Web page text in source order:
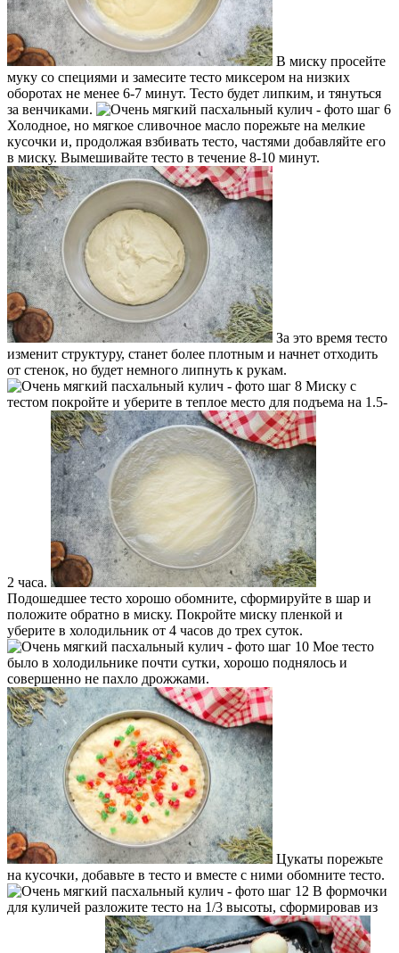
В миску просейте
муку со специями и замесите тесто миксером на низких
оборотах не менее 6-7 минут. Тесто будет липким, и тянуться
за венчиками.
Холодное, но мягкое сливочное масло порежьте на мелкие
кусочки и, продолжая взбивать тесто, частями добавляйте его
в миску. Вымешивайте тесто в течение 8-10 минут.
За это время тесто
изменит структуру, станет более плотным и начнет отходить
от стенок, но будет немного липнуть к рукам.
Миску с
тестом покройте и уберите в теплое место для подъема на 1.5-
2 часа.
Подошедшее тесто хорошо обомните, сформируйте в шар и
положите обратно в миску. Покройте миску пленкой и
уберите в холодильник от 4 часов до трех суток.
Мое тесто
было в холодильнике почти сутки, хорошо поднялось и
совершенно не пахло дрожжами.
Цукаты порежьте
на кусочки, добавьте в тесто и вместе с ними обомните тесто.
В формочки
для куличей разложите тесто на 1/3 высоты, сформировав из